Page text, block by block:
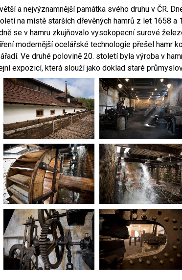
a nejvýznamnější památka svého druhu v ČR.
na místě starších dřevěných hamrů z let 1658 a
se v hamru zkujňovalo vysokopecní surové
modernější ocelářské technologie přešel hamr
Ve druhé polovině 20. století byla výroba v
expozicí, která slouží jako doklad staré